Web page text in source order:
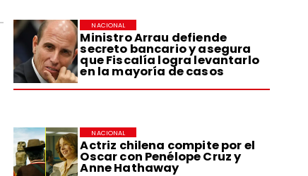
Ministro Arrau defiende
secreto bancario y asegura
que Fiscalía logra levantarlo
en la mayoría de casos
NACIONAL
Actriz chilena compite por el
Oscar con Penélope Cruz y
Anne Hathaway
NACIONAL